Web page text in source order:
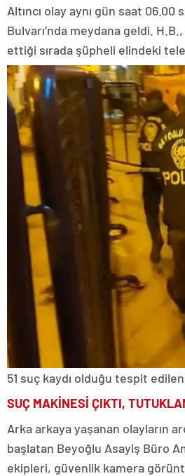
Altıncı olay aynı gün saat 06.00
Bulvarı’nda meydana geldi.
ettiği sırada şüpheli elindeki
51 suç kaydı olduğu tespit
SUÇ MAKİNESİ ÇIKTI,
Arka arkaya yaşanan olayların
başlatan Beyoğlu Asayiş Büro
ekipleri, güvenlik kamera